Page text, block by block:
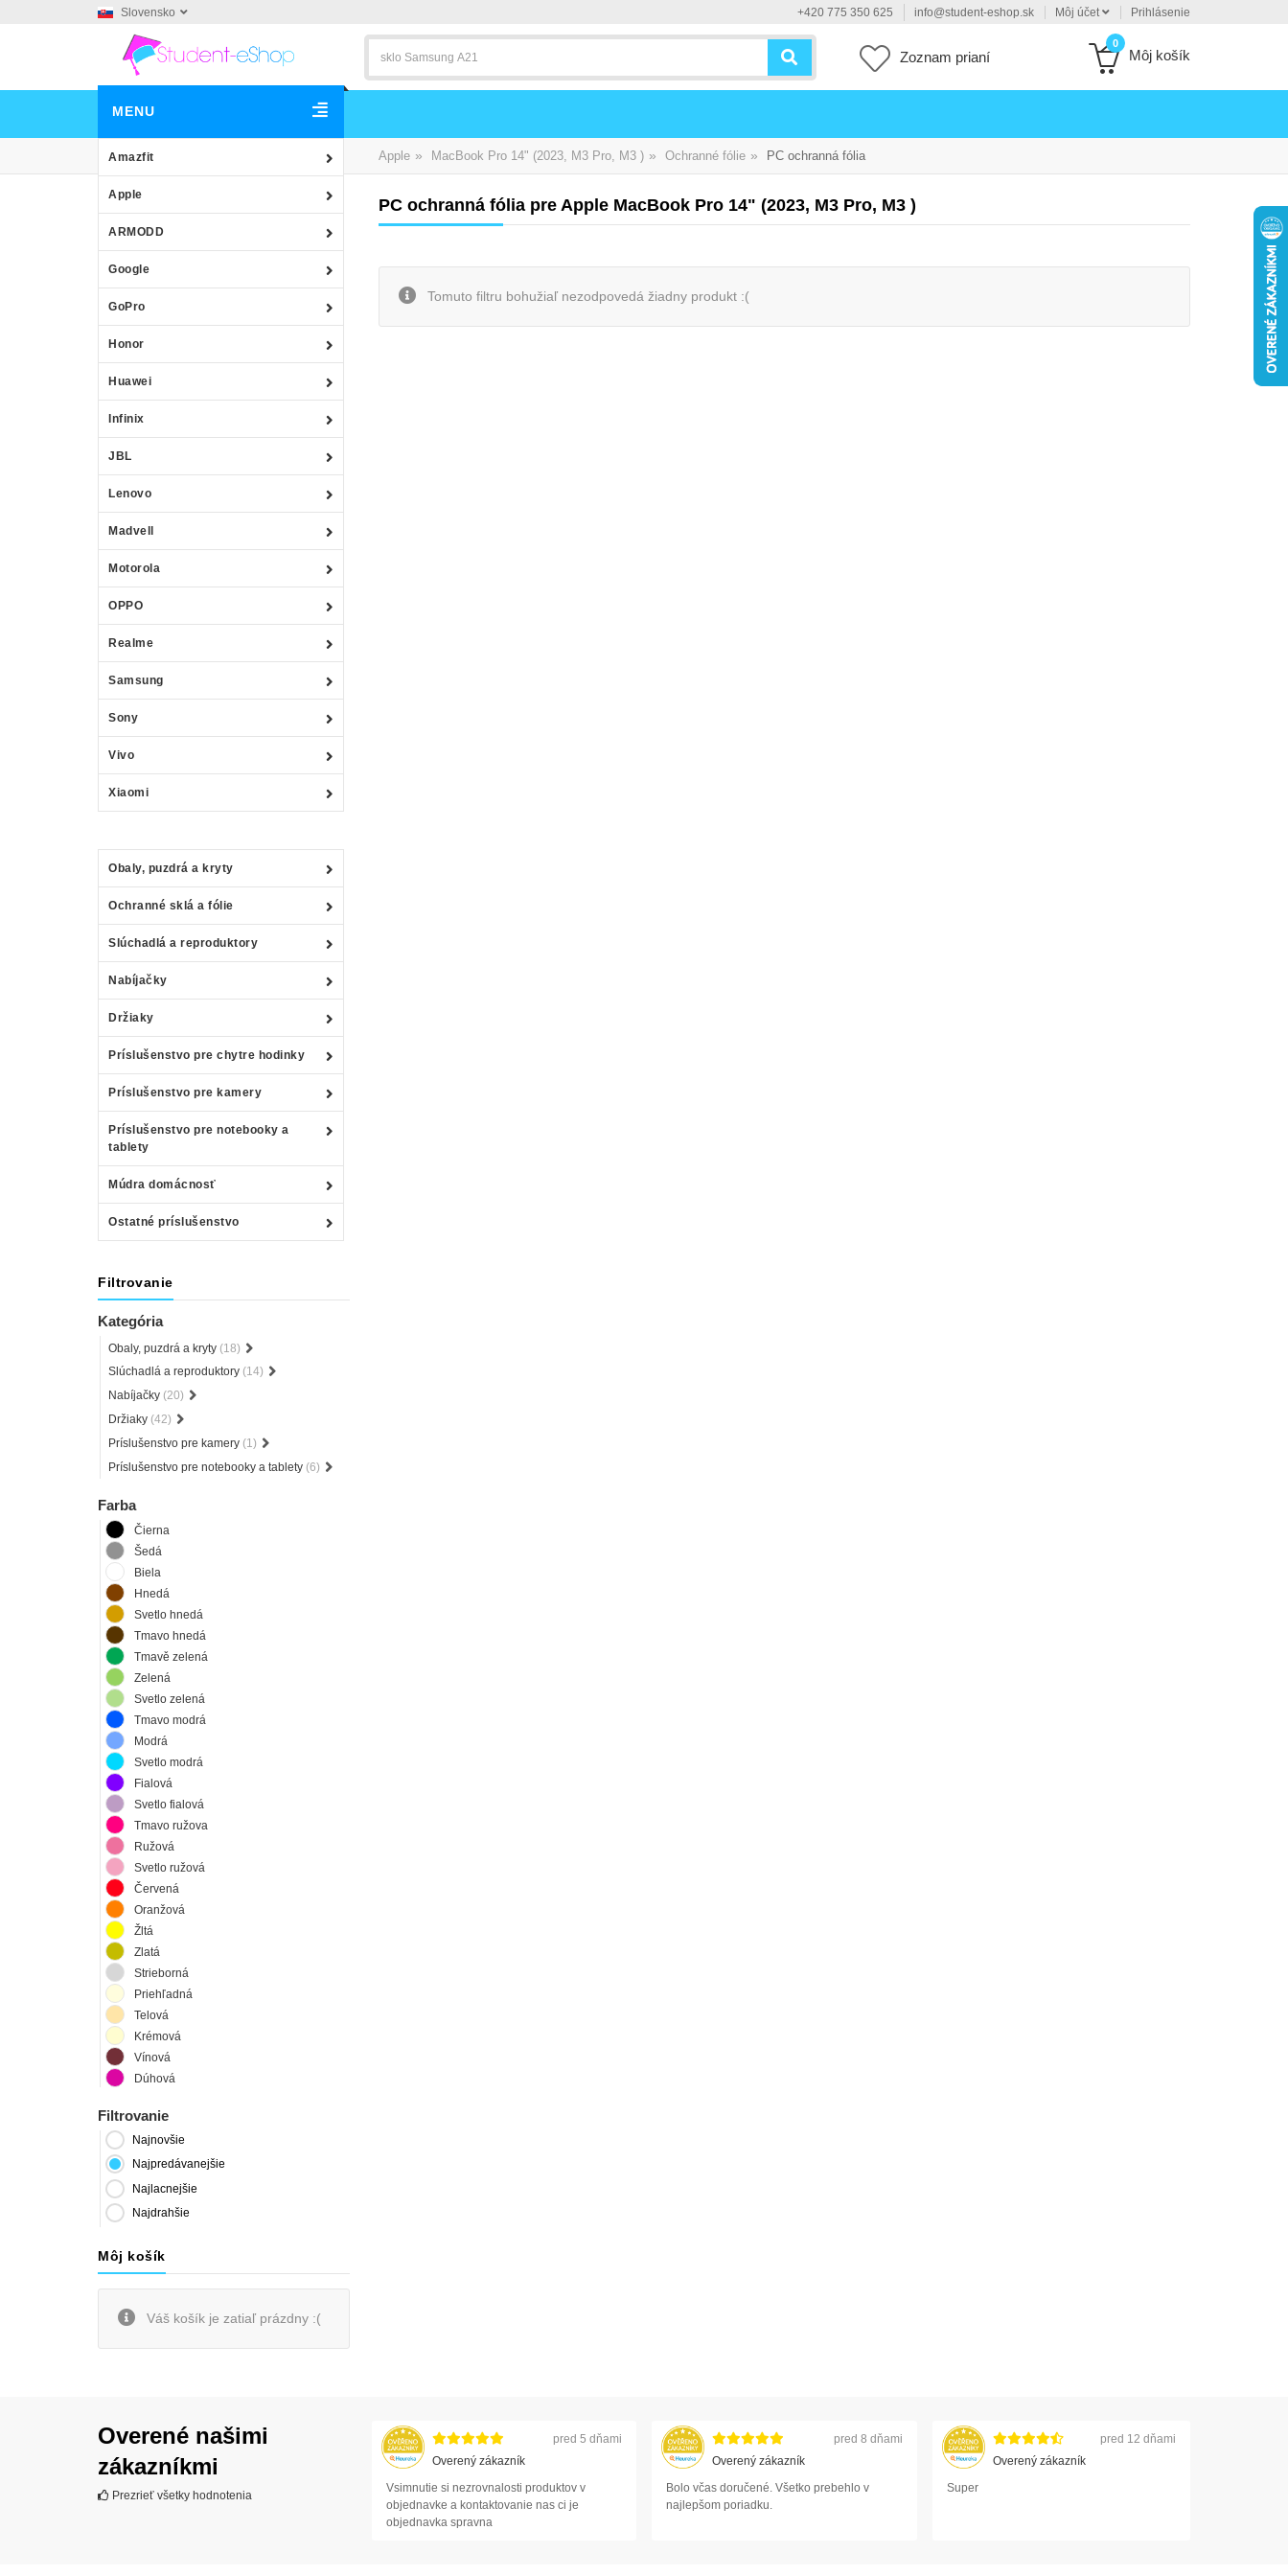
Slovensko +420 775 350 625 info@student-eshop.sk Môj účet Prihlásenie
Zoznam prianí
0
Môj košík
MENU
Amazfit
Apple
ARMODD
Google
GoPro
Honor
Huawei
Infinix
JBL
Lenovo
Madvell
Motorola
OPPO
Realme
Samsung
Sony
Vivo
Xiaomi
Obaly, puzdrá a kryty
Ochranné sklá a fólie
Slúchadlá a reproduktory
Nabíjačky
Držiaky
Príslušenstvo pre chytre hodinky
Príslušenstvo pre kamery
Príslušenstvo pre notebooky a
tablety
Múdra domácnosť
Ostatné príslušenstvo
Apple » MacBook Pro 14" (2023, M3 Pro, M3 ) » Ochranné fólie » PC ochranná fólia
Filtrovanie
Kategória
Obaly, puzdrá a kryty (18)
Slúchadlá a reproduktory (14)
Nabíjačky (20)
Držiaky (42)
Príslušenstvo pre kamery (1)
Príslušenstvo pre notebooky a tablety (6)
Farba
Čierna
Šedá
Biela
Hnedá
Svetlo hnedá
Tmavo hnedá
Tmavě zelená
Zelená
Svetlo zelená
Tmavo modrá
Modrá
Svetlo modrá
Fialová
Svetlo fialová
Tmavo ružova
Ružová
Svetlo ružová
Červená
Oranžová
Žltá
Zlatá
Strieborná
Priehľadná
Telová
Krémová
Vínová
Dúhová
Filtrovanie
Najnovšie
Najpredávanejšie
Najlacnejšie
Najdrahšie
Môj košík
Váš košík je zatiaľ prázdny :(
PC ochranná fólia pre Apple MacBook Pro 14" (2023, M3 Pro, M3 )
Tomuto filtru bohužiaľ nezodpovedá žiadny produkt :(
Overené našimi
zákazníkmi
Prezrieť všetky hodnotenia
pred 5 dňami
Overený zákazník
Vsimnutie si nezrovnalosti produktov v
objednavke a kontaktovanie nas ci je
objednavka spravna
pred 8 dňami
Overený zákazník
Bolo včas doručené. Všetko prebehlo v
najlepšom poriadku.
pred 12 dňami
Overený zákazník
Super